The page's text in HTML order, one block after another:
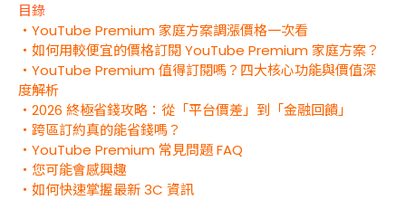
目錄
・YouTube Premium 家庭方案調漲價格一次看
・如何用較便宜的價格訂閱 YouTube Premium 家庭方案？
・ YouTube Premium 值得訂閱嗎？四大核心功能與價值深
度解析
・2026 終極省錢攻略：從「平台價差」到「金融回饋」
・跨區訂約真的能省錢嗎？
・YouTube Premium 常見問題 FAQ
・您可能會感興趣
・如何快速掌握最新 3C 資訊